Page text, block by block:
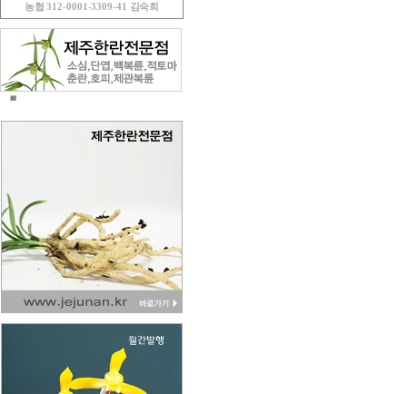
농협 312-0001-3309-41 김숙희